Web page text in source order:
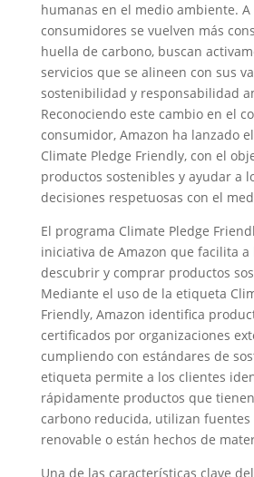
humanas en el medio ambiente.
consumidores se vuelven más
huella de carbono, buscan
servicios que se alineen con sus
sostenibilidad y responsabilidad
Reconociendo este cambio en el
consumidor, Amazon ha lanzado
Climate Pledge Friendly, con el
productos sostenibles y ayudar a
decisiones respetuosas con el
El programa Climate Pledge
iniciativa de Amazon que facilita a
descubrir y comprar productos
Mediante el uso de la etiqueta
Friendly, Amazon identifica
certificados por organizaciones
cumpliendo con estándares de
etiqueta permite a los clientes
rápidamente productos que
carbono reducida, utilizan fuentes
renovable o están hechos de
Una de las características clave